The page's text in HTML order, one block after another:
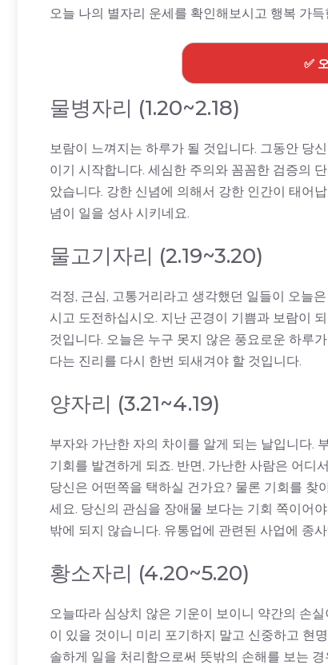
오늘 나의 별자리 운세를 확인해보시고 행복 가
✅
물병자리 (1.20~2.18)
보람이 느껴지는 하루가 될 것입니다. 그동안 당
이기 시작합니다. 세심한 주의와 꼼꼼한 검증의
았습니다. 강한 신념에 의해서 강한 인간이 태어
념이 일을 성사 시키네요.
물고기자리 (2.19~3.20)
걱정, 근심, 고통거리라고 생각했던 일들이 오늘
시고 도전하십시오. 지난 곤경이 기쁨과 보람이
것입니다. 오늘은 누구 못지 않은 풍요로운 하루
다는 진리를 다시 한번 되새겨야 할 것입니다.
양자리 (3.21~4.19)
부자와 가난한 자의 차이를 알게 되는 날입니다.
기회를 발견하게 되죠. 반면, 가난한 사람은 어디
당신은 어떤쪽을 택하실 건가요? 물론 기회를
세요. 당신의 관심을 장애물 보다는 기회 쪽이어
밖에 되지 않습니다. 유통업에 관련된 사업에 종
황소자리 (4.20~5.20)
오늘따라 심상치 않은 기운이 보이니 약간의 손
이 있을 것이니 미리 포기하지 말고 신중하고 현
솔하게 일을 처리함으로써 뜻밖의 손해를 보는